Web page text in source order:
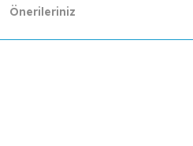
Önerileriniz